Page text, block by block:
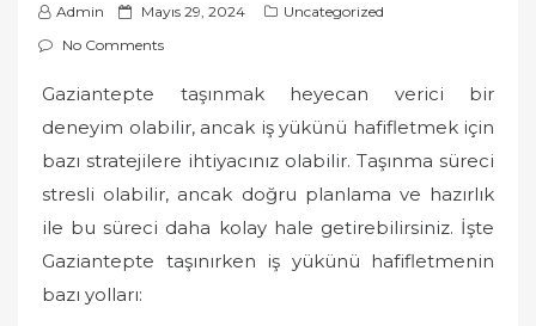
Admin
P
o
t
e
d
Mayıs 29, 2024
Uncategorized
No Comments
Gaziantepte taşınmak heyecan verici bir
deneyim olabilir, ancak iş yükünü hafifletmek için
bazı stratejilere ihtiyacınız olabilir. Taşınma süreci
stresli olabilir, ancak doğru planlama ve hazırlık
ile bu süreci daha kolay hale getirebilirsiniz. İşte
Gaziantepte taşınırken iş yükünü hafifletmenin
bazı yolları: